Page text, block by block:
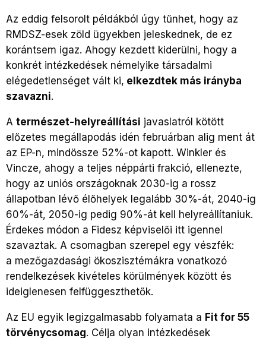
Az eddig felsorolt példákból úgy tűnhet, hogy az
RMDSZ-esek zöld ügyekben jeleskednek, de ez
korántsem igaz. Ahogy kezdett kiderülni, hogy a
konkrét intézkedések némelyike társadalmi
elégedetlenséget vált ki, elkezdtek más irányba
szavazni.
A természet-helyreállítási javaslatról kötött
előzetes megállapodás idén februárban alig ment át
az EP-n, mindössze 52%-ot kapott. Winkler és
Vincze, ahogy a teljes néppárti frakció, ellenezte,
hogy az uniós országoknak 2030-ig a rossz
állapotban lévő élőhelyek legalább 30%-át, 2040-ig
60%-át, 2050-ig pedig 90%-át kell helyreállítaniuk.
Érdekes módon a Fidesz képviselői itt igennel
szavaztak. A csomagban szerepel egy vészfék:
a mezőgazdasági ökoszisztémákra vonatkozó
rendelkezések kivételes körülmények között és
ideiglenesen felfüggeszthetők.
Az EU egyik legizgalmasabb folyamata a Fit for 55
törvénycsomag. Célja olyan intézkedések